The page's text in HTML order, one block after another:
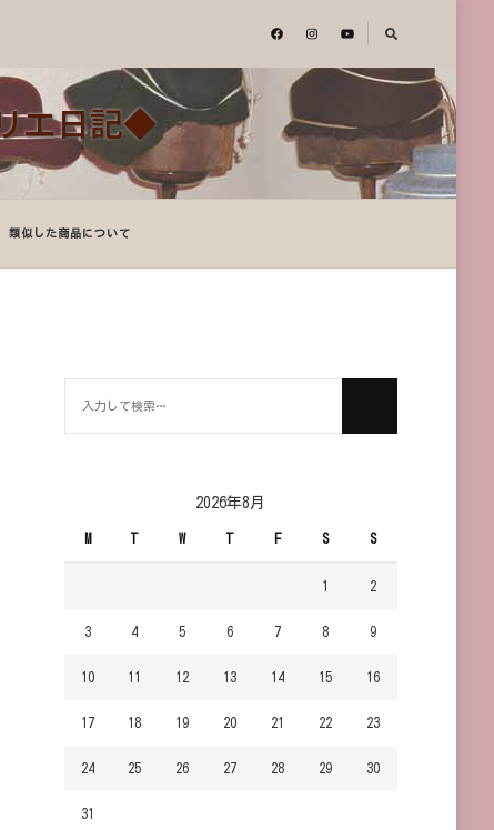
エ日記◆
類似した商品について
2026年8月
M T W T F S S
1 2
3 4 5 6 7 8 9
10 11 12 13 14 15 16
17 18 19 20 21 22 23
24 25 26 27 28 29 30
31